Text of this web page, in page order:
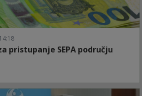
pristupanje SEPA području